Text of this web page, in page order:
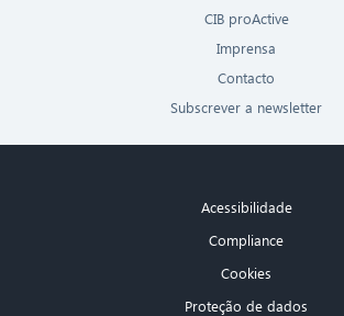
CIB proActive
Imprensa
Contacto
Subscrever a newsletter
Acessibilidade
Compliance
Cookies
Proteção de dados